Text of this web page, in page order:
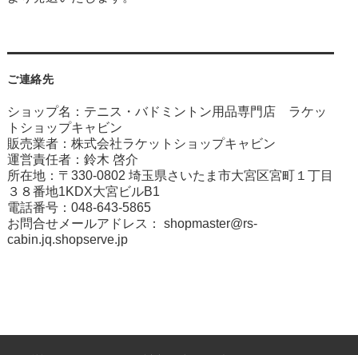
ご連絡先
ショップ名：テニス・バドミントン用品専門店 ラケッ
トショップキャビン
販売業者：株式会社ラケットショップキャビン
運営責任者：鈴木 啓介
所在地：〒330-0802 埼玉県さいたま市大宮区宮町１丁目
３８番地1KDX大宮ビルB1
電話番号：048-643-5865
お問合せメールアドレス： shopmaster@rs-
cabin.jq.shopserve.jp